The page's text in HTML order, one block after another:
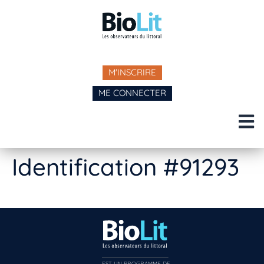
M'INSCRIRE
ME CONNECTER
Identification #91293